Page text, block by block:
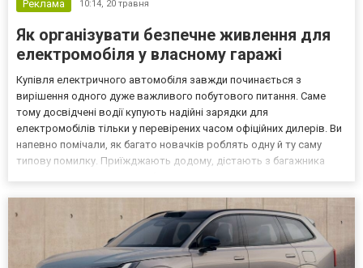
Реклама 10:14, 20 травня
Як організувати безпечне живлення для
електромобіля у власному гаражі
Купівля електричного автомобіля завжди починається з
вирішення одного дуже важливого побутового питання. Саме
тому досвідчені водії купують надійні зарядки для
електромобілів тільки у перевірених часом офіційних дилерів. Ви
напевно помічали, як багато новачків роблять одну й ту саму
типову помилку. Приїжджають додому, дістають з багажника